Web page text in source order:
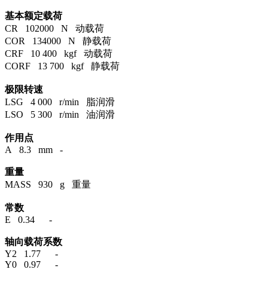
基本额定载荷
CR 102000 N 动载荷
COR 134000 N 静载荷
CRF 10 400 kgf 动载荷
CORF 13 700 kgf 静载荷
极限转速
LSG 4 000 r/min 脂润滑
LSO 5 300 r/min 油润滑
作用点
A 8.3 mm -
重量
MASS 930 g 重量
常数
E 0.34 -
轴向载荷系数
Y2 1.77 -
Y0 0.97 -